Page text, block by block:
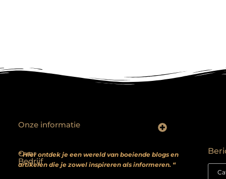
Over
Bedrijf
” Hier ontdek je een wereld van boeiende blogs en
artikelen die je zowel inspireren als informeren. “
Onze informatie